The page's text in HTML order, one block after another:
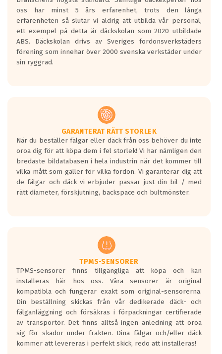
Inga D eller G betyg delas ut för
personbilar och lätta lastbilar.
Betyget sätts efter ett test där däcken
skall bromsa in på en väg där det ligger
0.5-1.5 mm vatten.
I 80km/h kommer skillnaden på
Vid körning i över 50km/h brukar
rullmotståndets ljud överträffa
motorljudet.
På däckmärkningen kommer det finnas
en symbol av ett däck med vågar. Hög
bullernivå markeras med svarta vågor
medans de vita vågorna påvisar om det är
ett tyst däck.
regelverket som introduceras år 2016.
Ett däck med två svarta vågor är redan
godkända för år 2016 nya regelverk.
Ett däck med en svart våg kommer vara
minst tre decibel tystare än det
regelverk som börjar gälla 2016.
oss har minst 5 års erfarenhet, trots den långa
erfarenheten så slutar vi aldrig att utbilda vår personal,
ett exempel på detta är däckskolan som 2020 utbildade
ABS. Däckskolan drivs av Sveriges fordonsverkstäders
förening som innehar över 2000 svenska verkstäder under
sin ryggrad.
GARANTERAT RÄTT STORLEK
När du beställer fälgar eller däck från oss behöver du inte
oroa dig för att köpa dem i fel storlek! Vi har nämligen den
bredaste bildatabasen i hela industrin när det kommer till
vilka mått som gäller för vilka fordon. Vi garanterar dig att
de fälgar och däck vi erbjuder passar just din bil / med
rätt diameter, förskjutning, backspace och bultmönster.
TPMS-SENSORER
TPMS-sensorer finns tillgängliga att köpa och kan
installeras här hos oss. Våra sensorer är original
kompatibla och fungerar exakt som original-sensorerna.
Din beställning skickas från vår dedikerade däck- och
fälganläggning och försäkras i förpackningar certifierade
av transportör. Det finns alltså ingen anledning att oroa
sig för skador under frakten. Dina fälgar och/eller däck
kommer att levereras i perfekt skick, redo att installeras!